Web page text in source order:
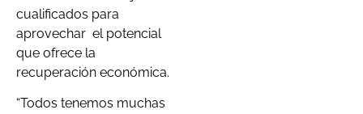
cualificados para
aprovechar el potencial
que ofrece la
recuperación económica.
“Todos tenemos muchas